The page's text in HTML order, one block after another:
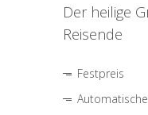
Der heilige
Reisende
Festpreis